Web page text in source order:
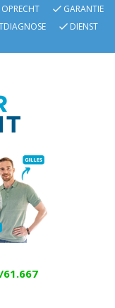
OPRECHT
GARANTIE
DIENST